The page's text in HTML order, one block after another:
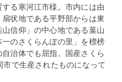
る寒河江市様。市内には由
状地である平野部からは東
信仰」の中心地である葉山
のさくらんぼの里」を標榜
治体でも屈指。国産さくら
で生産されたものになって